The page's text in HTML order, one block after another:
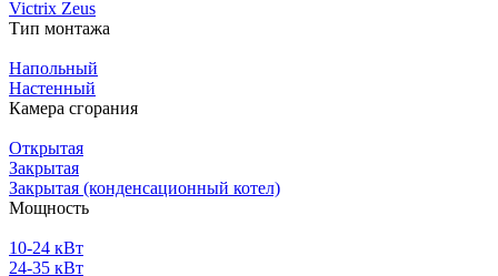
Victrix Zeus
Тип монтажа
Напольный
Настенный
Камера сгорания
Открытая
Закрытая
Закрытая (конденсационный котел)
Мощность
10-24 кВт
24-35 кВт